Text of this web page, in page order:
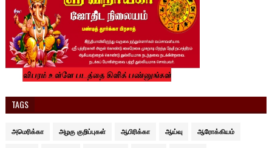
TAGS
அமெரிக்கா அழகு குறிப்புகள் ஆபிரிக்கா ஆய்வு ஆரோக்கியம்